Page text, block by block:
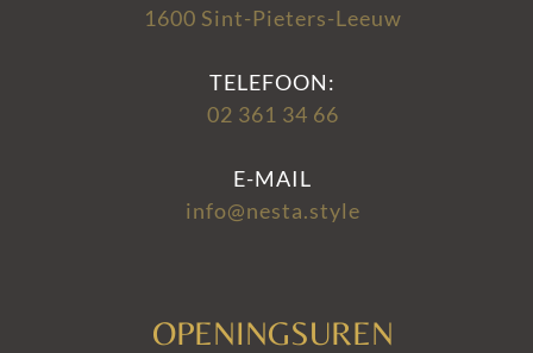
1600 Sint-Pieters-Leeuw
TELEFOON:
02 361 34 66
E-MAIL
info@nesta.style
OPENINGSUREN